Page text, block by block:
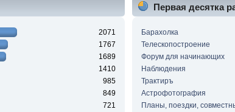
2071
1767
1689
1410
985
849
721
Первая десятка
Барахолка
Телескопостроение
Форум для начинающих
Наблюдения
Трактиръ
Астрофотография
Планы, поездки,